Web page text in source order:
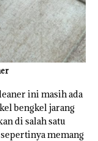
ini masih ada
bengkel jarang
di salah satu
memang